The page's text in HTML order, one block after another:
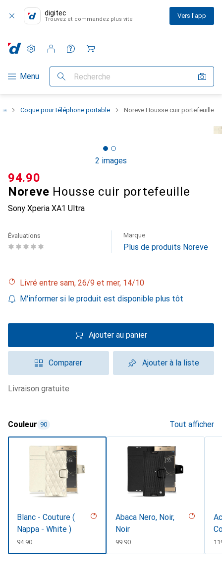
digitec
Trouvez et commandez plus vite Vers l'app
Navigation par catégorie
Menu Recherche
Paramètres
Compte client
Listes de comparaison
Listes d'envies
Panier
Coque pour téléphone portable Noreve Housse cuir portefeuille
2 images
Noreve Housse cuir portefeuille
Sony Xperia XA1 Ultra
CHF
94.90
Évaluations Marque
Plus de produits Noreve
Livré entre sam, 26/9 et mer, 14/10
M'informer si le produit est disponible plus tôt
Ajouter au panier
Comparer Ajouter à la liste
livraison gratuite
Couleur 90 Tout afficher
Blanc - Couture (
Nappa - White )
CHF
94.90
Abaca Nero, Noir,
Noir
CHF
99.90